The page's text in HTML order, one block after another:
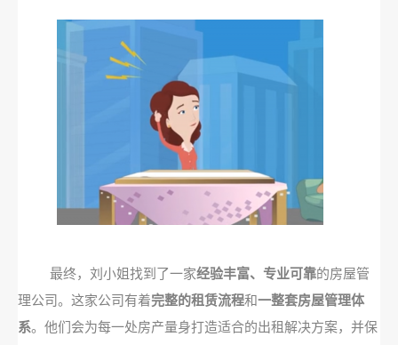
最终，刘小姐找到了一家经验丰富、专业可靠的房屋管
理公司。这家公司有着完整的租赁流程和一整套房屋管理体
系。他们会为每一处房产量身打造适合的出租解决方案，并保